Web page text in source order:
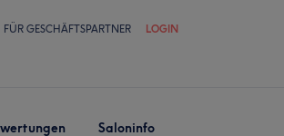
FÜR GESCHÄFTSPARTNER LOGIN
Saloninfo